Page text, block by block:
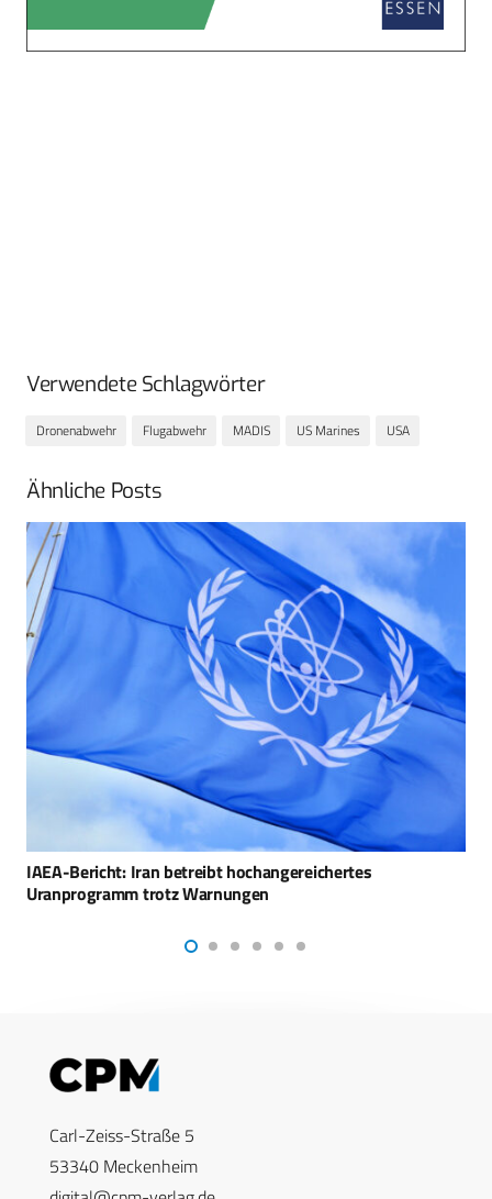
Verwendete Schlagwörter
Dronenabwehr Flugabwehr MADIS US Marines USA
Ähnliche Posts
Skyranger 35: Rumänien beauftragt Flugabwehrsystem bei
Rheinmetall
Carl-Zeiss-Straße 5
53340 Meckenheim